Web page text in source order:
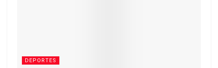
DEPORTES